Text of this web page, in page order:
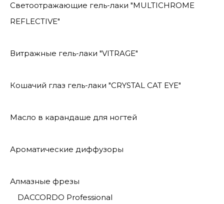
Светоотражающие гель-лаки "MULTICHROME
REFLECTIVE"
Витражные гель-лаки "VITRAGE"
Кошачий глаз гель-лаки "CRYSTAL CAT EYE"
Масло в карандаше для ногтей
Ароматические диффузоры
Алмазные фрезы
DACCORDO Professional